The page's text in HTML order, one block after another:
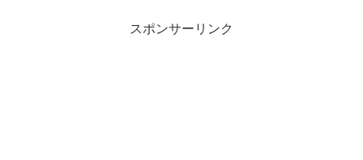
スポンサーリンク